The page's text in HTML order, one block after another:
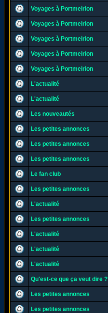
Voyages à Portmeirion
Voyages à Portmeirion
Voyages à Portmeirion
Voyages à Portmeirion
Voyages à Portmeirion
L'actualité
L'actualité
Les nouveautés
Les petites annonces
Les petites annonces
Les petites annonces
Le fan club
Les petites annonces
L'actualité
Les petites annonces
L'actualité
L'actualité
L'actualité
Qu'est-ce que ça veut dire ?
Les petites annonces
Les petites annonces